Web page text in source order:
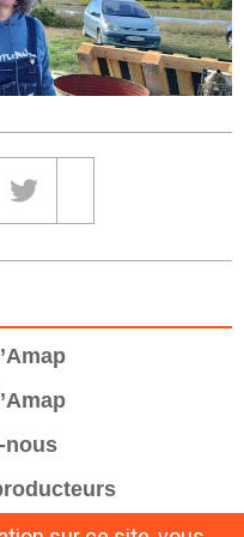
sur Facebook
Partager sur Twitter
nous